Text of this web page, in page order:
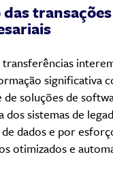
transações
significativa
de soluções de
dos sistemas de
dados e por
otimizados e